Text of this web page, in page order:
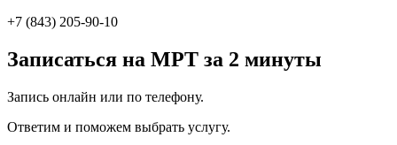
+7 (843) 205-90-10
Записаться на МРТ за 2 минуты
Запись онлайн или по телефону.
Ответим и поможем выбрать услугу.